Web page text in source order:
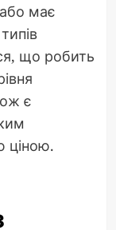
має
що робить
є
ціною.